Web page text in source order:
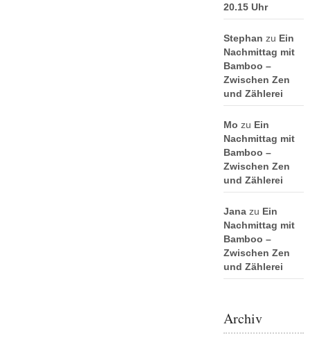
20.15 Uhr
Stephan zu Ein
Nachmittag mit
Bamboo –
Zwischen Zen
und Zählerei
Mo zu Ein
Nachmittag mit
Bamboo –
Zwischen Zen
und Zählerei
Janazu Ein
Nachmittag mit
Bamboo –
Zwischen Zen
und Zählerei
Archiv